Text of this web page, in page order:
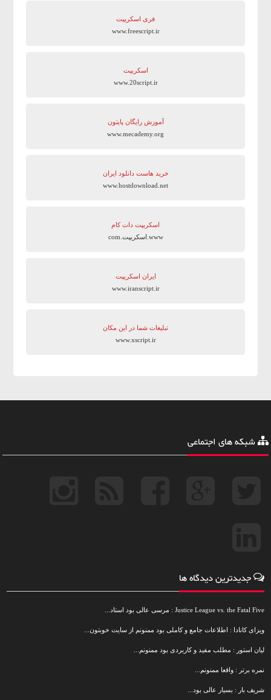
فری اسکریپت
www.freescript.ir
اسکریپت
www.20script.ir
آموزش رایگان پایتون
www.mecademy.org
خرید هاست دانلود ایران
www.hostdownload.net
اسکریپت دات کام
www.اسکریپت.com
ایران اسکریپت
www.iranscript.ir
تبلیغات شما در این مکان
www.xscript.ir
شبکه های اجتماعی
جدیدترین دیدگاه ها
Justice League vs. the Fatal Five : مرسی عالی بود استاد...
ویزای کانادا : اطلاعات جامع و کاملی بود ممنونم از سایت خوبتون...
لیان استور : مطلب مفید و کاربردی بود ممنونم...
نمره برتر : واقعا ممنونم...
شریف بار : بسیار عالی بود...